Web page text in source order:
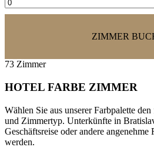
ZIMMER
73 Zimmer
HOTEL FARBE ZIMMER
Wählen Sie aus unserer Farbpalette
und Zimmertyp. Unterkünfte in
Geschäftsreise oder andere angenehme
werden.